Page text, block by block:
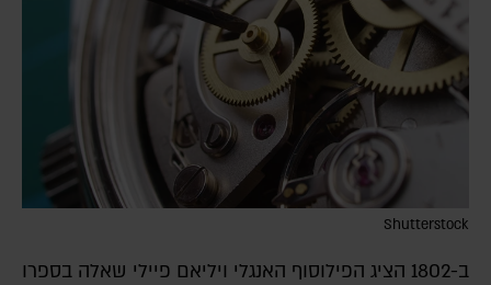
Shutterstock
ב-1802 הציג הפילוסוף האנגלי ויליאם פיילי שאלה בספרו